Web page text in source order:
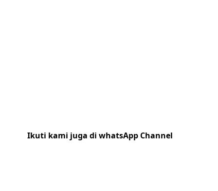
Ikuti kami juga di whatsApp Channel